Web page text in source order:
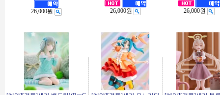
26,000원 26,000원 26,000원